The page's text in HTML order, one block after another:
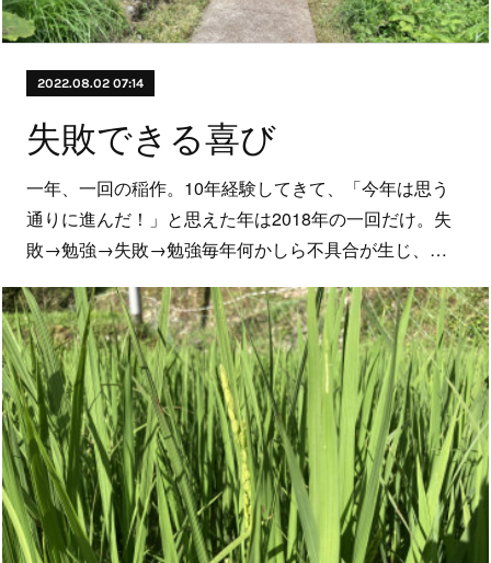
2022.08.02 07:14
失敗できる喜び
一年、一回の稲作。10年経験してきて、「今年は思う
通りに進んだ！」と思えた年は2018年の一回だけ。失
敗→勉強→失敗→勉強毎年何かしら不具合が生じ、…